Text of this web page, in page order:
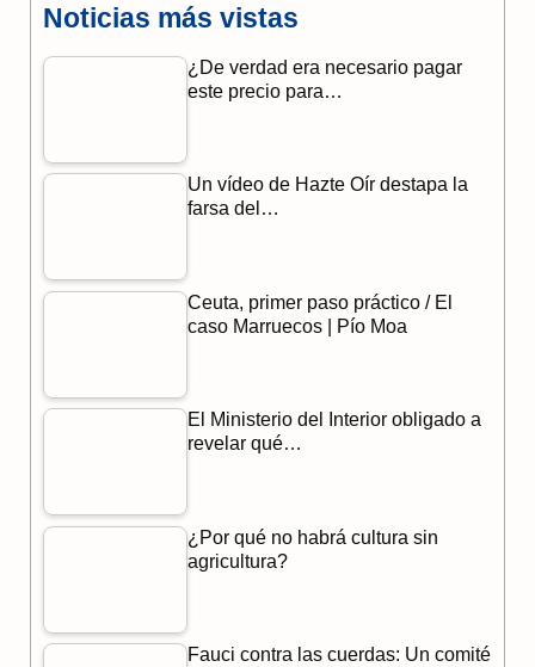
c
o
l
e
a
a
t
p
Noticias más vistas
¿De verdad era necesario pagar
este precio para…
Un vídeo de Hazte Oír destapa la
farsa del…
Ceuta, primer paso práctico / El
caso Marruecos | Pío Moa
El Ministerio del Interior obligado a
revelar qué…
¿Por qué no habrá cultura sin
agricultura?
Fauci contra las cuerdas: Un comité